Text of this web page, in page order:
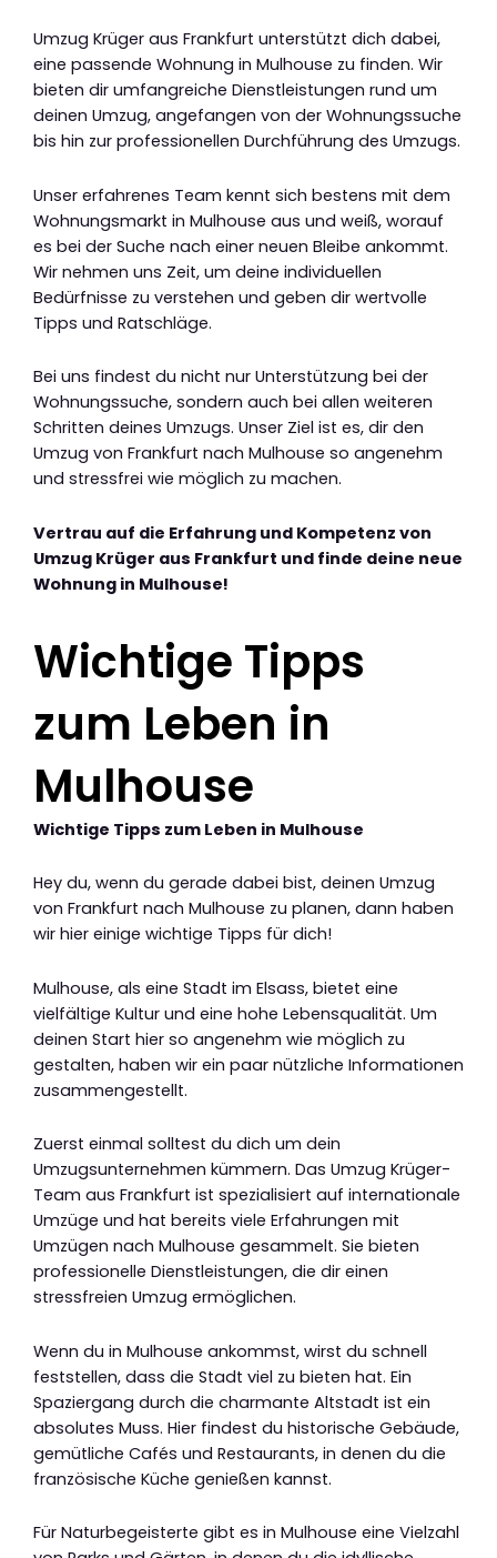
Umzug Krüger aus Frankfurt unterstützt dich dabei,
eine passende Wohnung in Mulhouse zu finden. Wir
bieten dir umfangreiche Dienstleistungen rund um
deinen Umzug, angefangen von der Wohnungssuche
bis hin zur professionellen Durchführung des Umzugs.
Unser erfahrenes Team kennt sich bestens mit dem
Wohnungsmarkt in Mulhouse aus und weiß, worauf
es bei der Suche nach einer neuen Bleibe ankommt.
Wir nehmen uns Zeit, um deine individuellen
Bedürfnisse zu verstehen und geben dir wertvolle
Tipps und Ratschläge.
Bei uns findest du nicht nur Unterstützung bei der
Wohnungssuche, sondern auch bei allen weiteren
Schritten deines Umzugs. Unser Ziel ist es, dir den
Umzug von Frankfurt nach Mulhouse so angenehm
und stressfrei wie möglich zu machen.
Vertrau auf die Erfahrung und Kompetenz von
Umzug Krüger aus Frankfurt und finde deine neue
Wohnung in Mulhouse!
Wichtige Tipps
zum Leben in
Mulhouse
Wichtige Tipps zum Leben in Mulhouse
Hey du, wenn du gerade dabei bist, deinen Umzug
von Frankfurt nach Mulhouse zu planen, dann haben
wir hier einige wichtige Tipps für dich!
Mulhouse, als eine Stadt im Elsass, bietet eine
vielfältige Kultur und eine hohe Lebensqualität. Um
deinen Start hier so angenehm wie möglich zu
gestalten, haben wir ein paar nützliche Informationen
zusammengestellt.
Zuerst einmal solltest du dich um dein
Umzugsunternehmen kümmern. Das Umzug Krüger-
Team aus Frankfurt ist spezialisiert auf internationale
Umzüge und hat bereits viele Erfahrungen mit
Umzügen nach Mulhouse gesammelt. Sie bieten
professionelle Dienstleistungen, die dir einen
stressfreien Umzug ermöglichen.
Wenn du in Mulhouse ankommst, wirst du schnell
feststellen, dass die Stadt viel zu bieten hat. Ein
Spaziergang durch die charmante Altstadt ist ein
absolutes Muss. Hier findest du historische Gebäude,
gemütliche Cafés und Restaurants, in denen du die
französische Küche genießen kannst.
Für Naturbegeisterte gibt es in Mulhouse eine Vielzahl